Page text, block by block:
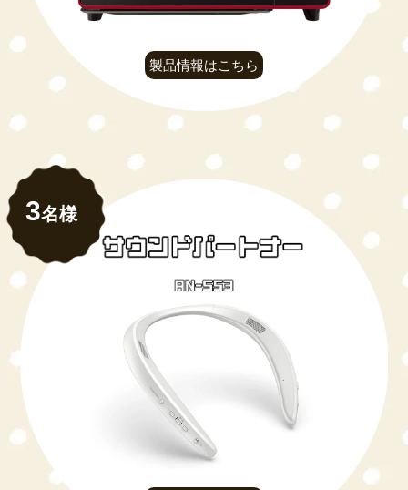
製品情報はこちら
3名様